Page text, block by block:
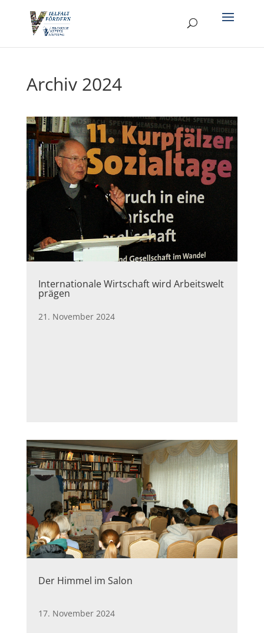
Archiv 2024
Internationale Wirtschaft wird Arbeitswelt
prägen
21. November 2024
Der Himmel im Salon
17. November 2024